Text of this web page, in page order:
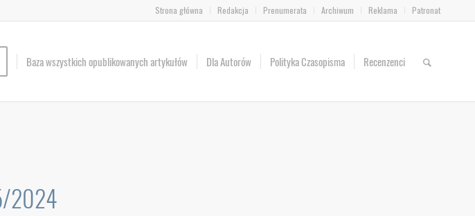
Strona główna Redakcja Prenumerata Archiwum Reklama Patronat
Baza wszystkich opublikowanych artykułów Dla Autorów Polityka Czasopisma Recenzenci
2024